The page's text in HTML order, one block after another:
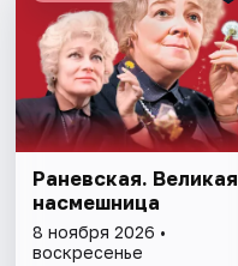
Раневская. Великая
насмешница
8 ноября 2026 •
воскресенье